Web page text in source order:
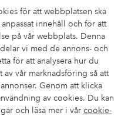
för att webbplatsen ska
innehåll och för att
på vår webbplats. Denna
vi med de annons- och
för att analysera hur du
vår marknadsföring så att
Genom att klicka
av cookies. Du kan
och läsa mer i vår cookie-
direkt eller dela upp
betalalternativ?
elpy